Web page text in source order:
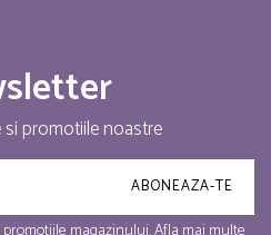
promotiile noastre